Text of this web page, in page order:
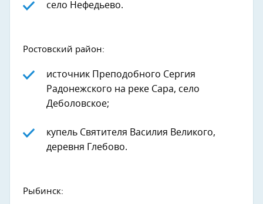
село Нефедьево.
Ростовский район:
источник Преподобного Сергия
Радонежского на реке Сара, село
Деболовское;
купель Святителя Василия Великого,
деревня Глебово.
Рыбинск: